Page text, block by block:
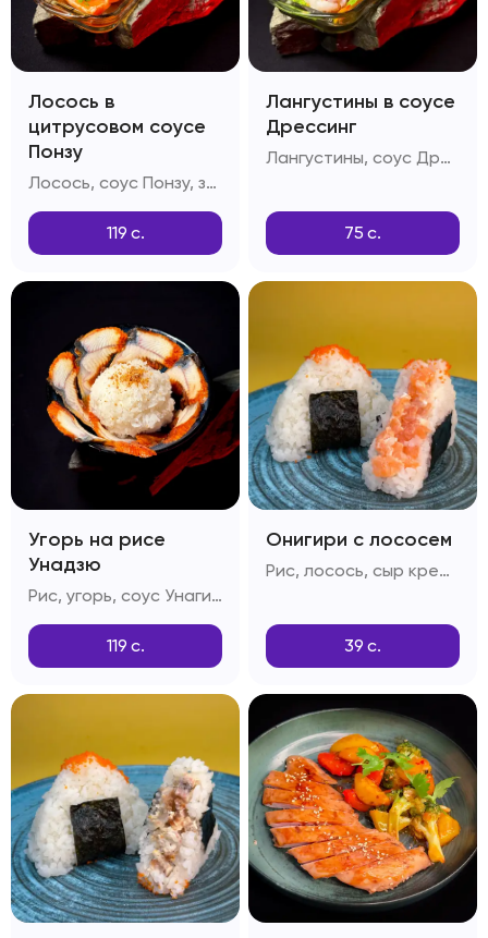
Лосось в
цитрусовом соусе
Понзу
Лосось, соус Понзу, зелень, дайкон
119 с.
Лангустины в соусе
Дрессинг
Лангустины, соус Дрессинг, салатный лист
75 с.
Угорь на рисе
Унадзю
Рис, угорь, соус Унаги, кунжутные семечки
119 с.
Онигири с лососем
Рис, лосось, сыр креметта, тобико, соус спайси, кунжут
39 с.